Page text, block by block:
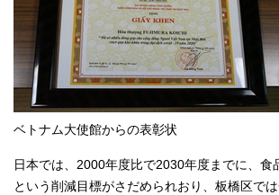
ベトナム大使館からの表彰状
日本では、2000年度比で2030年度までに、食
という削減目標がさだめられおり、板橋区で